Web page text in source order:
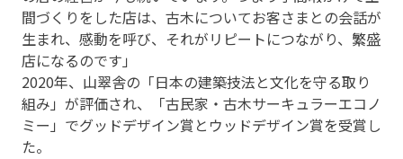
間づくりをした店は、古木についてお客さまとの会話が
生まれ、感動を呼び、それがリピートにつながり、繁盛
店になるのです」
2020年、山翠舎の「日本の建築技法と文化を守る取り
組み」が評価され、「古民家・古木サーキュラーエコノ
ミー」でグッドデザイン賞とウッドデザイン賞を受賞し
た。